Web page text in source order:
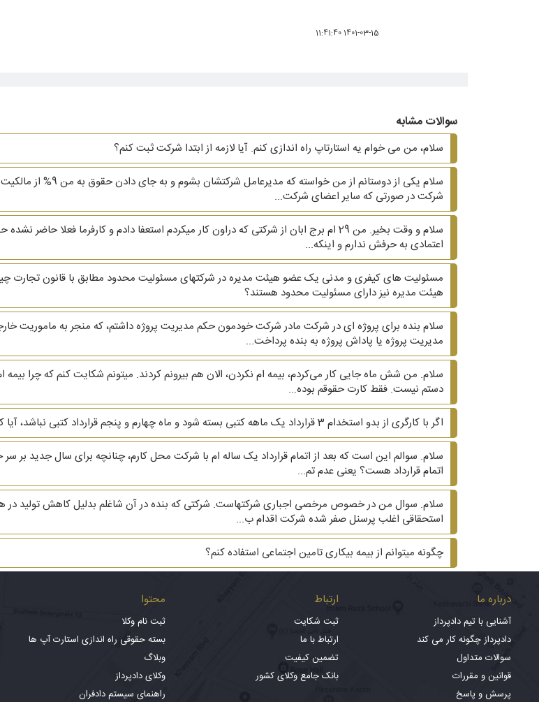
1401-03-15 11:41:40
سوالات مشابه
سلام، من می خوام یه استارتاپ راه اندازی کنم. آیا لازمه از ابتدا شرکت ثبت کنم؟
سلام یکی از دوستانم
شرکت در صورتی که سایر اعضای شرکت...
اعتمادی به حرفش ندارم و اینکه...
مسئولیت های کیفری و مدنی یک عضو هیئت مدیره در شرکتهای مسئولیت محدود مطابق با قانون تجارت
هیئت مدیره نیز دارای مسئولیت محدود هستند؟
سلام بنده برای پروژه ای در شرکت مادر شرکت خودمون حکم مدیریت پروژه داشتم، که منجر به
مدیریت پروژه یا پاداش پروژه به بنده پرداخت...
سلام. من شش ماه جایی کار می‌کردم، بیمه ام نکردن، الان هم بیرونم کردند. میتونم شکایت کنم که چرا
دستم نیست. فقط کارت حقوقم بوده...
اگر با کارگری از بدو استخدام 3 قرارداد یک ماهه کتبی بسته شود و ماه چهارم و پنجم قرارداد کتبی نباشد، آیا کارگر می‌تواند ادعای دائمی بودن کند؟
سلام. سوالم این است که بعد از اتمام قرارداد یک ساله ام با شرکت محل کارم، چنانچه برای سال جدید بر سر
اتمام قرارداد هست؟ یعنی عدم تم...
سلام. سوال من در خصوص مرخصی اجباری شرکتهاست. شرکتی که بنده در آن شاغلم بدلیل کاهش تولید در
استحقاقی اغلب پرسنل صفر شده شرکت اقدام ب...
چگونه میتوانم از بیمه بیکاری تامین اجتماعی استفاده کنم؟
درباره ما
آشنایی با تیم دادپرداز
دادپرداز چگونه کار می کند
سوالات متداول
قوانین و مقررات
پرسش و پاسخ
ارتباط
ثبت شکایت
ارتباط با ما
تضمین کیفیت
بانک جامع وکلای کشور
محتوا
ثبت نام وکلا
بسته حقوقی راه اندازی استارت آپ ها
وبلاگ
وکلای دادپرداز
راهنمای سیستم دادفران